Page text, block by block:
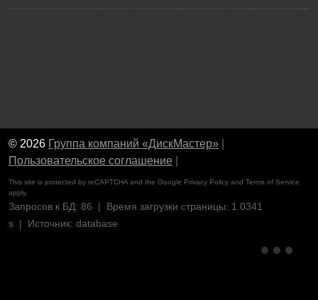
© 2026 Группа компаний «ДискМастер»
Пользовательское соглашение
This site is protected by reCAPTCHA and the Google Privacy Policy and Terms of Service
apply.
Запросов к БД: 86 | Время загрузки страницы: 1.0341
s | Источник: database